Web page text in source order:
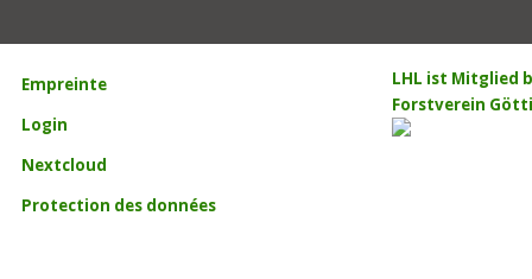
Empreinte
Login
Nextcloud
Protection des données
LHL ist Mitglied
Forstverein